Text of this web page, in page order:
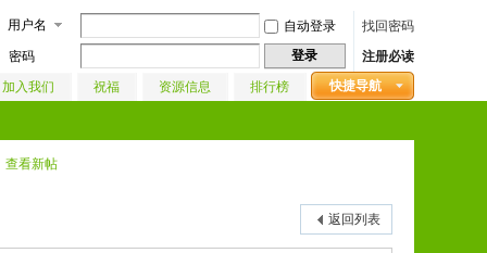
用户名 自动登录
找回密码
密码
登录
注册必读
快捷导航
加入我们 祝福 资源信息 排行榜
查看新帖
返回列表